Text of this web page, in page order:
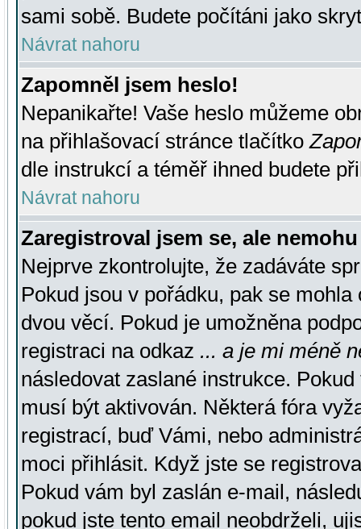
sami sobě. Budete počítáni jako
Návrat nahoru
Zapomněl jsem heslo!
Nepanikařte! Vaše heslo můžeme
na přihlašovací stránce tlačítko
dle instrukcí a téměř ihned budete
Návrat nahoru
Zaregistroval jsem se, ale
Nejprve zkontrolujte, že zadáváte
Pokud jsou v pořádku, pak se
dvou věcí. Pokud je umožněna
registraci na odkaz ... a je mi méně
následovat zaslané instrukce.
musí být aktivován. Některá fóra
registrací, buď Vámi, nebo
moci přihlásit. Když jste se
Pokud vám byl zaslán e-mail,
pokud jste tento email neobdrželi,